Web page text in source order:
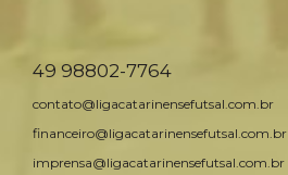
49 98802-7764
contato@ligacatarinensefutsal.com.br
financeiro@ligacatarinensefutsal.com.br
imprensa@ligacatarinensefutsal.com.br